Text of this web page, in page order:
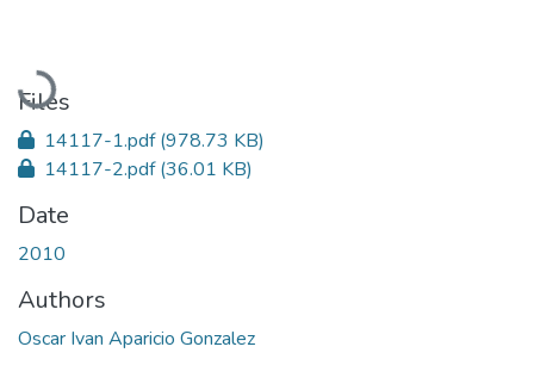
Loading...
Files
14117-1.pdf(978.73 KB)
14117-2.pdf(36.01 KB)
Date
2010
Authors
Oscar Ivan Aparicio Gonzalez